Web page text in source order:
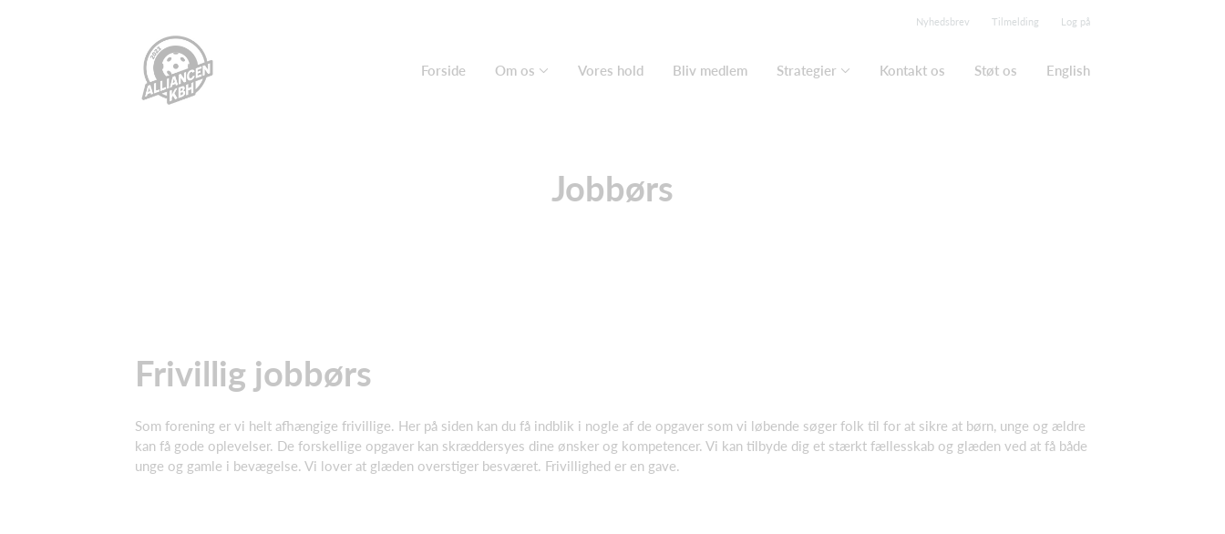
Nyhedsbrev Tilmelding Log på
Forside Om os Vores hold Bliv medlem Strategier Kontakt os Støt os English
Jobbørs
Frivillig jobbørs
Som forening er vi helt afhængige frivillige. Her på siden kan du få indblik i nogle af de opgaver som vi løbende søger folk til for at sikre at børn, unge og ældre
kan få gode oplevelser. De forskellige opgaver kan skræddersyes dine ønsker og kompetencer. Vi kan tilbyde dig et stærkt fællesskab og glæden ved at få både
unge og gamle i bevægelse. Vi lover at glæden overstiger besværet. Frivillighed er en gave.